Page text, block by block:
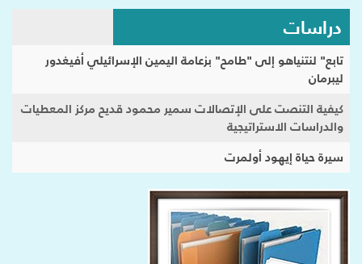
دراسات
تابع" لنتنياهو إلى "طامح" بزعامة اليمين الإسرائيلي أفيغدور
ليبرمان
كيفية التنصت على الإتصالات سمير محمود قديح مركز المعطيات
والدراسات الاستراتيجية
سيرة حياة إيهود أولمرت